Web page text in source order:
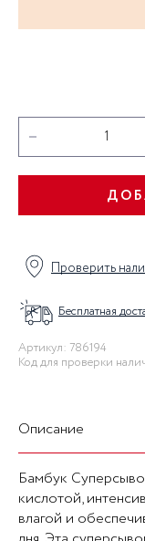
Проверить
Бесплатная
Артикул: 786194
Код для проверки
Описание
Бамбук
кислотой,
влагой и